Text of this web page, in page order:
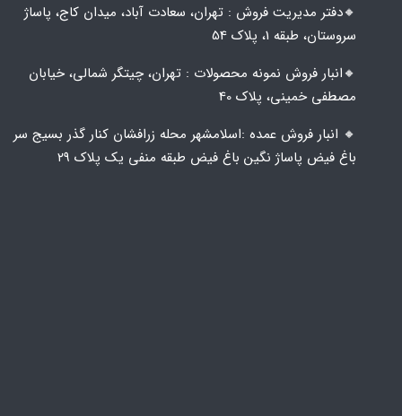
🔸️​​دفتر مدیریت فروش : تهران، سعادت آباد، میدان کاج، پاساژ
سروستان، طبقه 1، پلاک 54
🔸️​​انبار فروش نمونه محصولات : تهران، چیتگر شمالی، خیابان
مصطفی خمینی، پلاک 40
🔸️ انبار فروش عمده :اسلامشهر محله زرافشان کنار گذر بسیج سر
باغ فیض پاساژ نگین باغ فیض طبقه منفی یک پلاک ۲۹